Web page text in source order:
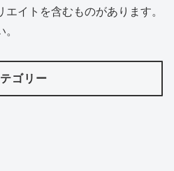
イトを含むものがあります。
ゴリー